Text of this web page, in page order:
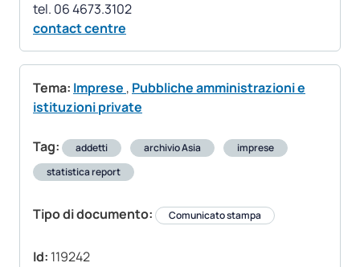
contact centre
Tema: Imprese , Pubbliche amministrazioni e
istituzioni private
Tag: addetti archivio Asia
imprese
statistica report
Tipo di documento: Comunicato stampa
Id: 119242